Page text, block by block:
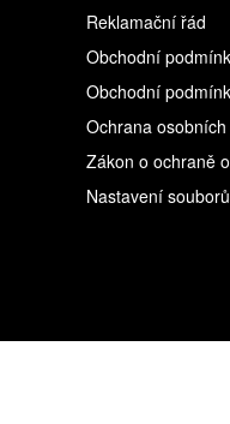
Reklamační řád
Obchodní
Obchodní
Ochrana
Zákon o ochraně
Nastavení